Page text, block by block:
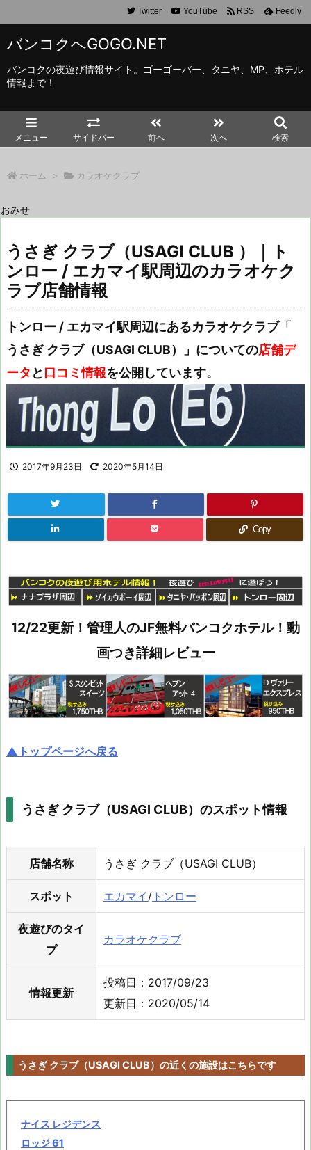
バンコクへGOGO.NET
バンコクの夜遊び情報サイト。ゴーゴーバー、タニヤ、MP、ホテル
情報まで！
メニュー サイドバー 前へ 次へ 検索
Twitter YouTube RSS Feedly
ホーム > カラオケクラブ
おみせ
うさぎ クラブ（USAGI CLUB ）｜ト
ンロー / エカマイ駅周辺のカラオケク
ラブ店舗情報
トンロー / エカマイ駅周辺にあるカラオケクラブ「
うさぎ クラブ（USAGI CLUB）」についての店舗デ
ータ と 口コミ情報を公開しています。
2017年9月23日 2020年5月14日
Copy
12/22更新！管理人のJF無料バンコクホテル！動
画つき詳細レビュー
▲トップページへ戻る
うさぎ クラブ（USAGI CLUB）のスポット情報
店舗名称 うさぎ クラブ（USAGI CLUB）
スポット エカマイ / トンロー
夜遊びのタイ
プ
カラオケクラブ
情報更新
投稿日：2017/09/23
更新日：2020/05/14
うさぎ クラブ（USAGI CLUB）の近くの施設はこちらです
ナイス レジデンス
ロッジ 61